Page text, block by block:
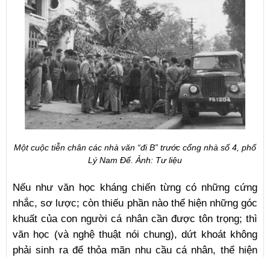
Một cuộc tiễn chân các nhà văn “đi B” trước cổng nhà số 4, phố
Lý Nam Đế. Ảnh: Tư liệu
Nếu như văn học kháng chiến từng có những cứng
nhắc, sơ lược; còn thiếu phần nào thể hiện những góc
khuất của con người cá nhân cần được tôn trọng; thì
văn học (và nghệ thuật nói chung), dứt khoát không
phải sinh ra để thỏa mãn nhu cầu cá nhân, thể hiện